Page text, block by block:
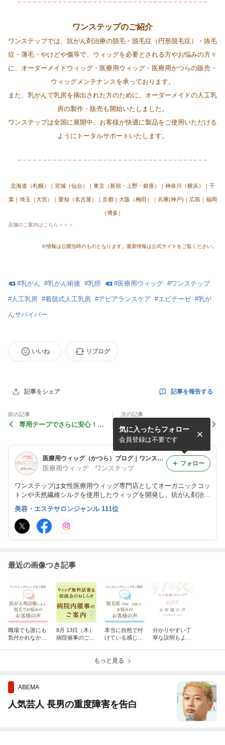
ワンステップのご紹介
ワンステップでは、抗がん剤治療の脱毛・脱毛症（円形脱毛症）・抜毛
症・薄毛・やけどや傷等で、ウィッグを必要とされる方やお悩みの方々
に、オーダーメイドウィッグ・医療用ウィッグ・医療用かつらの販売・
ウィッグメンテナンスを承っております。
また、乳がんで乳房を摘出された方のために、オーダーメイドの人工乳
房の製作・販売も開始いたしました。
ワンステップは全国に展開中、お客様が快適に製品をご使用いただける
ようにトータルサポートいたします。
北海道（札幌）｜宮城（仙台）｜東京（新宿・上野・銀座）｜神奈川（横浜）｜千
葉｜埼玉（大宮）｜愛知（名古屋）｜京都｜大阪（梅田）｜兵庫(神戸)｜広島｜福岡
（博多）
店舗のご案内はこちら＞＞＞
※情報は公開当時のものとなります。最新情報は公式サイトをご覧ください。
#乳がん #乳がん術後 #乳癌 #医療用ウィッグ #ワンステップ
#人工乳房 #着脱式人工乳房 #アピアランスケア #エピテーゼ #乳が
んサバイバー
いいね リブログ
記事をシェア 記事を報告する
前の記事
専用テープでさらに安心！自
みのお客様）
次の記事
2月 27日（木）病院催事のご
案内♪ （関西エリア・関東エ
リア）
医療用ウィッグ（かつら）ブログ｜ワンステップ
医療用ウィッグ ワンステップ
ワンステップは女性医療用ウィッグ専門店としてオーガニックコッ
トンや天然繊維シルクを使用したウィッグを開発し、抗がん剤治療
による脱毛や脱毛症・円形脱毛症、薄毛や抜毛症など髪に悩みを持
つお客様に、ご希望に合わせてカットし医療用ウィッグを提供して
おります。
気に入ったらフォロー
会員登録は不要です
フォロー
美容・エステサロンジャンル 111位
最近の画像つき記事
職場でも誰にも
気付かれなかっ
8月 13日（木）
病院催事のご案
本当に自然で付
けている感じが
ーメイドウィッ
分かりやすい丁
寧な説明もよか
もっと見る
ABEMA
人気芸人 長男の重度障害を告白